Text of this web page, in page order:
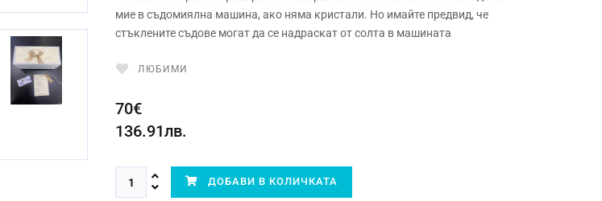
мие в съдомиялна машина, ако няма кристали. Но имайте предвид, че
стъклените съдове могат да се надраскат от солта в машината
ЛЮБИМИ
70€
136.91лв.
ДОБАВИ В КОЛИЧКАТА